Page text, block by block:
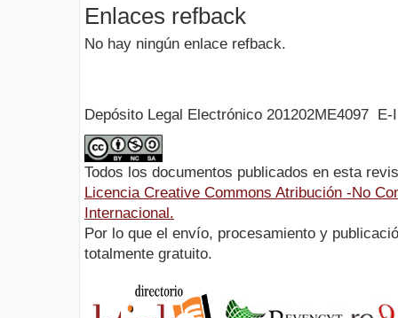
Enlaces refback
No hay ningún enlace refback.
Depósito Legal Electrónico 201202ME4097 E-
Todos los documentos publicados en esta
Licencia Creative Commons Atribución -No
Internacional.
Por lo que el envío, procesamiento y
totalmente gratuito.